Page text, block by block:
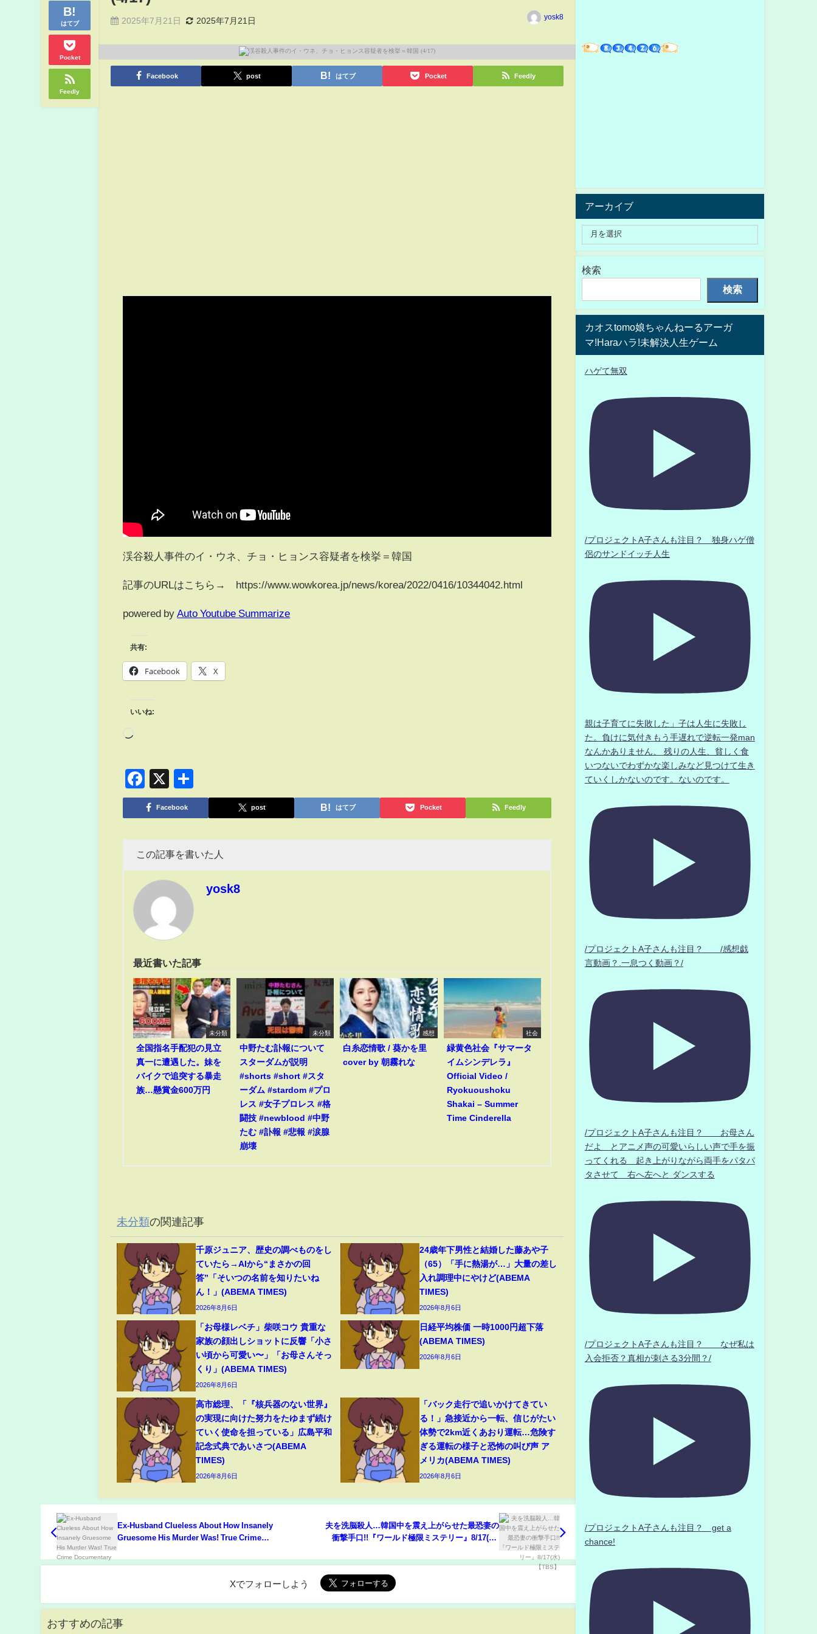
はてブ
Pocket
Feedly
2025年7月21日 2025年7月21日 yosk8
Facebook post はてブ Pocket Feedly
渓谷殺人事件のイ・ウネ、チョ・ヒョンス容疑者を検挙＝韓国
記事のURLはこちら→ https://www.wowkorea.jp/news/korea/2022/0416/10344042.html
powered by Auto Youtube Summarize
共有:
Facebook X
いいね:
Facebook
X
有
Facebook post はてブ Pocket Feedly
この記事を書いた人
yosk8
最近書いた記事
未分類
全国指名手配犯の見立
真一に遭遇した。妹を
バイクで追突する暴走
族…懸賞金600万円
未分類
中野たむ訃報について
スターダムが説明
#shorts #short #スタ
ーダム #stardom #プロ
レス #女子プロレス #格
闘技 #newblood #中野
たむ #訃報 #悲報 #涙腺
崩壊
感想
白糸恋情歌 / 葵かを里
cover by 朝霧れな
社会
緑黄色社会『サマータ
イムシンデレラ』
Official Video /
Ryokuoushoku
Shakai – Summer
Time Cinderella
未分類の関連記事
千原ジュニア、歴史の調べものをし
ていたら→AIから“まさかの回
答”「そいつの名前を知りたいね
ん！」(ABEMA TIMES)
2026年8月6日
24歳年下男性と結婚した藤あや子
（65）「手に熱湯が…」大量の差し
入れ調理中にやけど(ABEMA
TIMES)
2026年8月6日
「お母様レベチ」柴咲コウ 貴重な
家族の顔出しショットに反響「小さ
い頃から可愛い〜」「お母さんそっ
くり」(ABEMA TIMES)
2026年8月6日
日経平均株価 一時1000円超下落
(ABEMA TIMES)
2026年8月6日
高市総理、「『核兵器のない世界』
の実現に向けた努力をたゆまず続け
ていく使命を担っている」広島平和
記念式典であいさつ(ABEMA
TIMES)
2026年8月6日
「バック走行で追いかけてきてい
る！」急接近から一転、信じがたい
体勢で2km近くあおり運転…危険す
ぎる運転の様子と恐怖の叫び声 ア
メリカ(ABEMA TIMES)
2026年8月6日
Ex-Husband Clueless About How Insanely
Gruesome His Murder Was! True Crime
夫を洗脳殺人…韓国中を震え上がらせた最恐妻の
衝撃手口!!『ワールド極限ミステリー』8/17(水)
Xでフォローしよう
おすすめの記事
アーカイブ
検索
検索
カオスtomo娘ちゃんねーるアーガ
マ!Haraハラ!未解決人生ゲーム
ハゲて無双
/プロジェクトA子さんも注目？ 独身ハゲ僧
侶のサンドイッチ人生
親は子育てに失敗した」子は人生に失敗し
た。負けに気付きもう手遅れで逆転一発man
なんかありません、 残りの人生、貧しく食
いつないでわずかな楽しみなど見つけて生き
ていくしかないのです。ないのです。
/プロジェクトA子さんも注目？ /感想戯
言動画？.一息つく動画？/
/プロジェクトA子さんも注目？ お母さん
だよ とアニメ声の可愛いらしい声で手を振
ってくれる 起き上がりながら両手をパタパ
タさせて 右へ左へと ダンスする
/プロジェクトA子さんも注目？ なぜ私は
入会拒否？真相が刺さる3分間？/
/プロジェクトA子さんも注目？ get a
chance!